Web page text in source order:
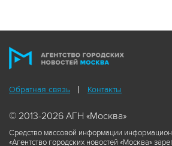
Обратная связь Контакты
© 2013-2026 АГН «Москва»
Средство массовой информации
«Агентство городских новостей «Москва»